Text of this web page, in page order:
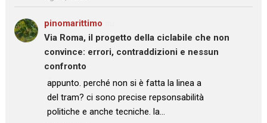
pinomarittimo
Via Roma, il progetto della ciclabile che non
convince: errori, contraddizioni e nessun
confronto
: “
appunto. perché non si è fatta la linea a
del tram? ci sono precise repsonsabilità
politiche e anche tecniche. la…
”